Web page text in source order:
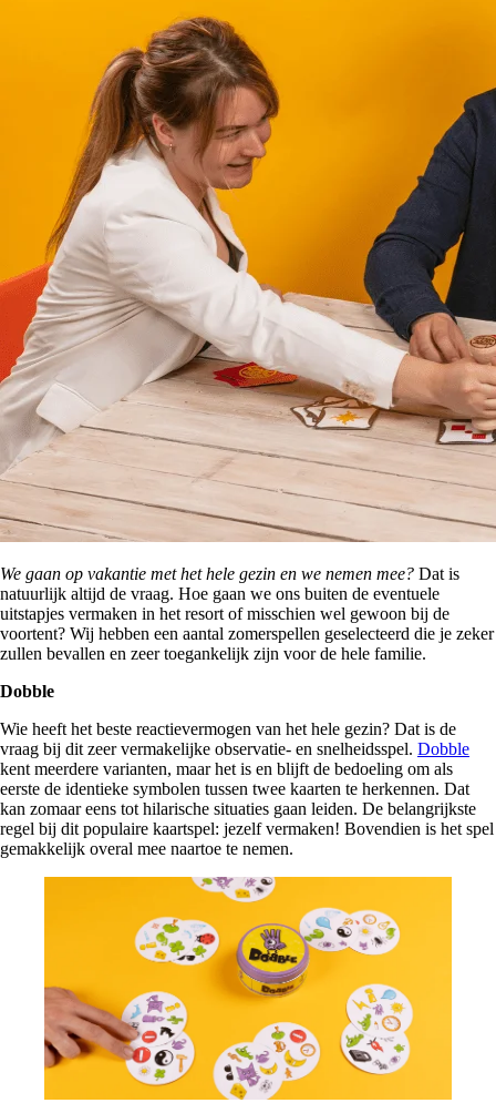
We gaan op vakantie met het hele gezin en we nemen mee? Dat is
natuurlijk altijd de vraag. Hoe gaan we ons buiten de eventuele
uitstapjes vermaken in het resort of misschien wel gewoon bij de
voortent? Wij hebben een aantal zomerspellen geselecteerd die je zeker
zullen bevallen en zeer toegankelijk zijn voor de hele familie.
Dobble
Wie heeft het beste reactievermogen van het hele gezin? Dat is de
vraag bij dit zeer vermakelijke observatie- en snelheidsspel. Dobble
kent meerdere varianten, maar het is en blijft de bedoeling om als
eerste de identieke symbolen tussen twee kaarten te herkennen. Dat
kan zomaar eens tot hilarische situaties gaan leiden. De belangrijkste
regel bij dit populaire kaartspel: jezelf vermaken! Bovendien is het spel
gemakkelijk overal mee naartoe te nemen.